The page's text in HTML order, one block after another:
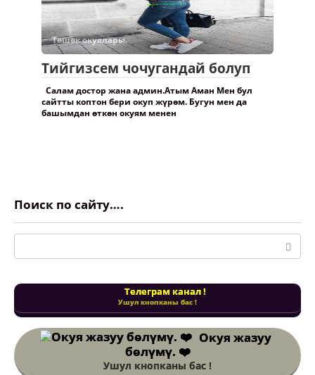
Төшөк окуялары.
Тийгизсем чочугандай болуп
Салам достор жана админ.Атым Аман Мен бул
сайтты коптон бери окуп жүрөм. Бугун мен да
башымдан өткөн окуям менен
Поиск по сайту….
Поиск:
Телеграм канал !
Ушул кнопканы бас !
Окуя жазуу
бөлүмү. ❤️
Ушул кнопканы бас !